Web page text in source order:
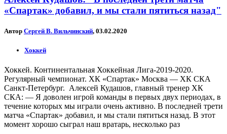
«Спартак» добавил, и мы стали пятиться назад"
Автор Сергей В. Вильчинский, 03.02.2020
Хоккей
Хоккей. Континентальная Хоккейная Лига-2019-2020.
Регулярный чемпионат. ХК «Спартак» Москва — ХК СКА
Санкт-Петербург. Алексей Кудашов, главный тренер ХК
СКА: — Я доволен игрой команды в первых двух периодах, в
течение которых мы играли очень активно. В последней трети
матча «Спартак» добавил, и мы стали пятиться назад. В этот
момент хорошо сыграл наш вратарь, несколько раз